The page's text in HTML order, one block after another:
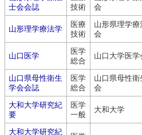
士会会誌
技術
会
山形理学療法学
医療
技術
山形県理学療
会
山口医学
医学
総合
山口大学医学
山口県母性衛生
学会会誌
医学
総合
山口県母性衛
会
大和大学研究紀
要
医学
一般
大和大学
大和大学研究紀